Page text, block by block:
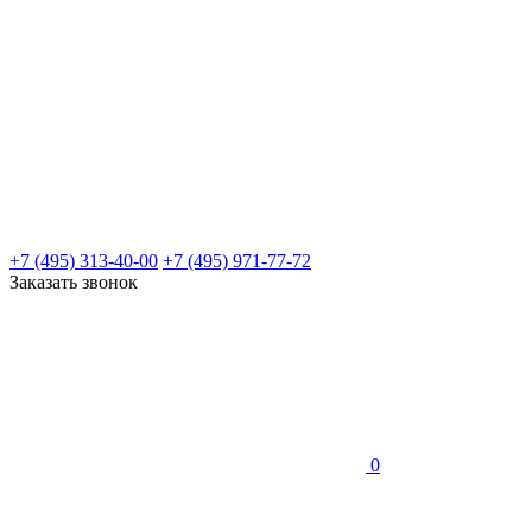
+7 (495) 313-40-00 +7 (495) 971-77-72
Заказать звонок
0